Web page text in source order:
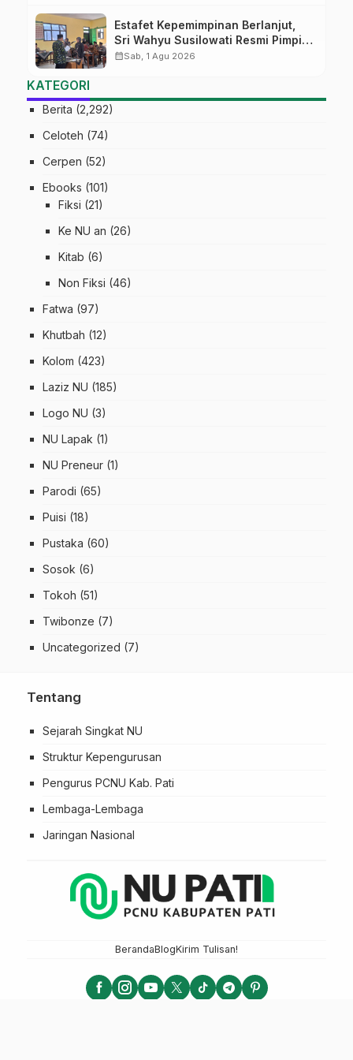
Estafet Kepemimpinan Berlanjut,
Sri Wahyu Susilowati Resmi Pimpin
MTs Ma’arif Sapuran
calendar_monthSab, 1 Agu 2026
KATEGORI
Berita (2,292)
Celoteh (74)
Cerpen (52)
Ebooks (101)
Fiksi (21)
Ke NU an (26)
Kitab (6)
Non Fiksi (46)
Fatwa (97)
Khutbah (12)
Kolom (423)
Laziz NU (185)
Logo NU (3)
NU Lapak (1)
NU Preneur (1)
Parodi (65)
Puisi (18)
Pustaka (60)
Sosok (6)
Tokoh (51)
Twibonze (7)
Uncategorized (7)
Tentang
Sejarah Singkat NU
Struktur Kepengurusan
Pengurus PCNU Kab. Pati
Lembaga-Lembaga
Jaringan Nasional
BerandaBlogKirim Tulisan!